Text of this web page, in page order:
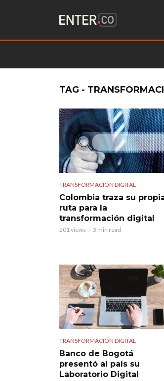
TAG -
TRANSFORMACIÓN DIGITAL
Colombia traza su
ruta para la
transformación digital
201 views 3 min read
TRANSFORMACIÓN DIGITAL
Banco de Bogotá
presentó al país su
Laboratorio Digital